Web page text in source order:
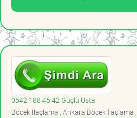
0542 188 45 42 Güçlü Usta
Böcek İlaçlama , Ankara Böcek İlaçlama ,